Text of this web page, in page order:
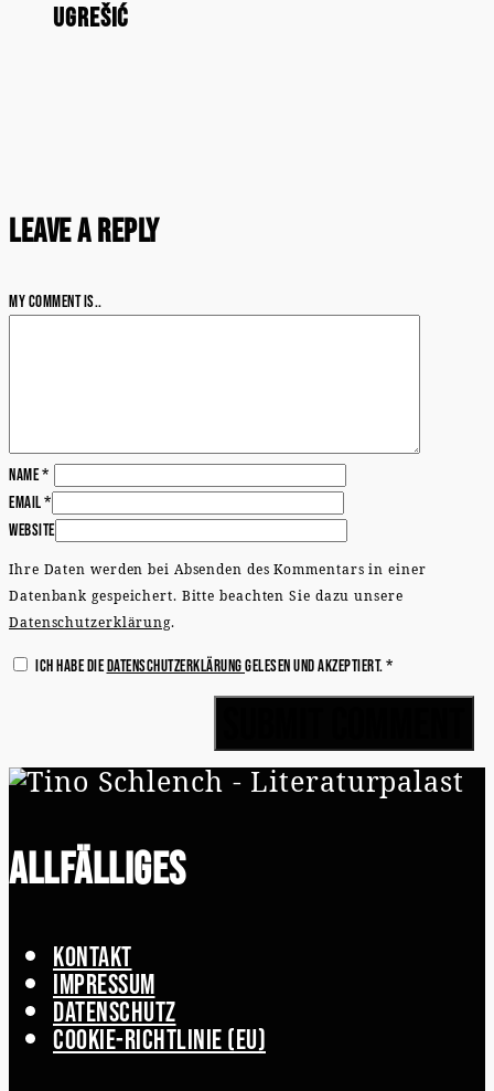
Ugrešić
Leave a Reply
My comment is..
Name*
Email*
Website
Ihre Daten werden bei Absenden des Kommentars in einer
Datenbank gespeichert. Bitte beachten Sie dazu unsere
Datenschutzerklärung.
Ich habe dieDatenschutzerklärunggelesen und akzeptiert.*
Allfälliges
Kontakt
Impressum
Datenschutz
Cookie-Richtlinie (EU)